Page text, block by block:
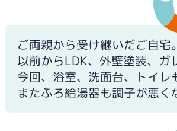
ご両親から受け継いだご自宅。
以前からLDK、外壁塗装、ガ
今回、浴室、洗面台、トイレ
またふろ給湯器も調子が悪く
すいパネル、床はほっからり